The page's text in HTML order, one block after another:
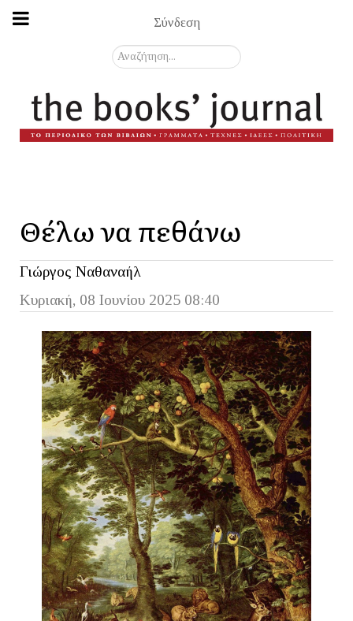
Σύνδεση
Αναζήτηση...
Θέλω να πεθάνω
Γιώργος Ναθαναήλ
Κυριακή, 08 Ιουνίου 2025 08:40